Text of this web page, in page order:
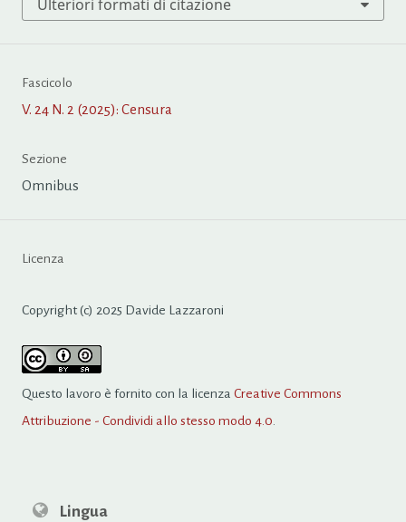
Ulteriori formati di citazione
Fascicolo
V. 24 N. 2 (2025): Censura
Sezione
Omnibus
Licenza
Copyright (c) 2025 Davide Lazzaroni
Questo lavoro è fornito con la licenzaCreative Commons
Attribuzione - Condividi allo stesso modo 4.0.
Lingua